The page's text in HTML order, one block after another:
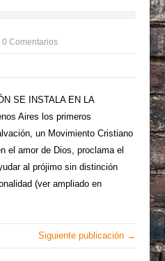
0 Comentarios
SE INSTALA EN LA
Aires los primeros
un Movimiento Cristiano
el amor de Dios, proclama el
al prójimo sin distinción
(ver ampliado en
Siguiente publicación →